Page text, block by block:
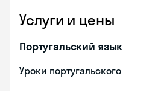
Услуги и цены
Португальский язык
Уроки португальского